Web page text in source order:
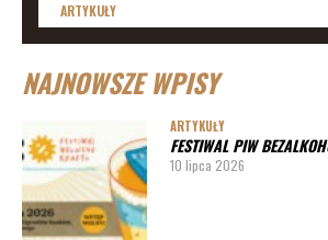
ARTYKUŁY
ARTYKUŁY
ARTYKUŁY
Lista imprez i festiwali piwnych 2020 – miasta
ARTYKUŁY
NAJNOWSZE WPISY
ARTYKUŁY
FESTIWAL PIW
10 lipca 2026